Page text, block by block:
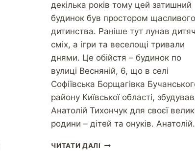
декілька років тому цей затишний
будинок був простором щасливого
дитинства. Раніше тут лунав
сміх, а ігри та веселощі тривали
днями. Це обійстя – будинок по
вулиці Весняній, 6, що в селі
Софіївська Борщагівка
району Київської області, збудував
Анатолій Тихончук для своєї
родини – дітей та онуків.
ЧИТАТИ ДАЛІ